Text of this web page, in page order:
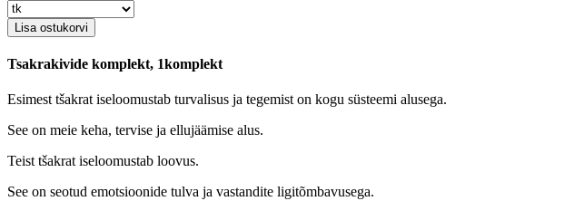
Tsakrakivide komplekt, 1komplekt
Esimest tšakrat iseloomustab turvalisus ja tegemist on kogu süsteemi alusega.
See on meie keha, tervise ja ellujäämise alus.
Teist tšakrat iseloomustab loovus.
See on seotud emotsioonide tulva ja vastandite ligitõmbavusega.